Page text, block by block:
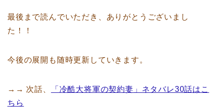
最後まで読んでいただき、ありがとうございまし
た！！
今後の展開も随時更新していきます。
→→ 次話、
「冷酷大将軍の契約妻」ネタバレ30話はこ
ちら